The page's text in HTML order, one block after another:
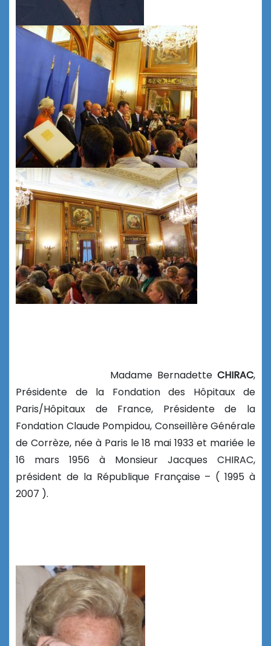
Madame Bernadette CHIRAC,
Présidente de la Fondation des Hôpitaux de
Paris/Hôpitaux de France, Présidente de la
Fondation Claude Pompidou, Conseillère Générale
de Corrèze, née à Paris le 18 mai 1933 et mariée le
16 mars 1956 à Monsieur Jacques CHIRAC,
président de la République Française – ( 1995 à
2007 ).